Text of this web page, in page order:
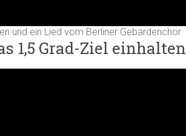
und ein Lied vom Berliner Gebärdenchor
1,5 Grad-Ziel einhalten